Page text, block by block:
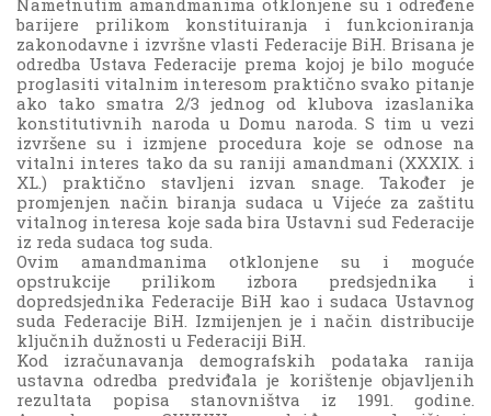
Nametnutim amandmanima otklonjene su i određene
barijere prilikom konstituiranja i funkcioniranja
zakonodavne i izvršne vlasti Federacije BiH. Brisana je
odredba Ustava Federacije prema kojoj je bilo moguće
proglasiti vitalnim interesom praktično svako pitanje
ako tako smatra 2/3 jednog od klubova izaslanika
konstitutivnih naroda u Domu naroda. S tim u vezi
izvršene su i izmjene procedura koje se odnose na
vitalni interes tako da su raniji amandmani (XXXIX. i
XL.) praktično stavljeni izvan snage. Također je
promjenjen način biranja sudaca u Vijeće za zaštitu
vitalnog interesa koje sada bira Ustavni sud Federacije
iz reda sudaca tog suda.
Ovim amandmanima otklonjene su i moguće
opstrukcije prilikom izbora predsjednika i
dopredsjednika Federacije BiH kao i sudaca Ustavnog
suda Federacije BiH. Izmijenjen je i način distribucije
ključnih dužnosti u Federaciji BiH.
Kod izračunavanja demografskih podataka ranija
ustavna odredba predviđala je korištenje objavljenih
rezultata popisa stanovništva iz 1991. godine.